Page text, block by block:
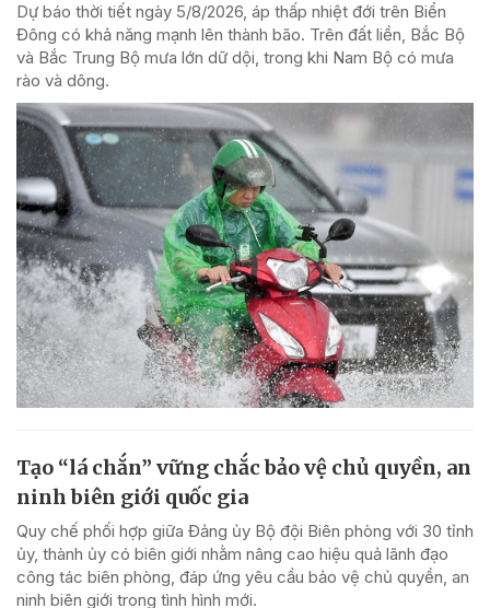
Dự báo thời tiết ngày 5/8/2026, áp thấp nhiệt đới trên Biển
Đông có khả năng mạnh lên thành bão. Trên đất liền, Bắc Bộ
và Bắc Trung Bộ mưa lớn dữ dội, trong khi Nam Bộ có mưa
rào và dông.
Tạo “lá chắn” vững chắc bảo vệ chủ quyền, an
ninh biên giới quốc gia
Quy chế phối hợp giữa Đảng ủy Bộ đội Biên phòng với 30 tỉnh
ủy, thành ủy có biên giới nhằm nâng cao hiệu quả lãnh đạo
công tác biên phòng, đáp ứng yêu cầu bảo vệ chủ quyền, an
ninh biên giới trong tình hình mới.